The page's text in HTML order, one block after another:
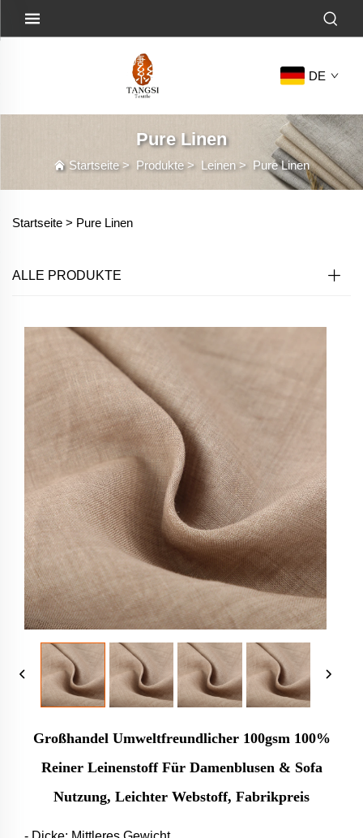
DE
Pure Linen
Startseite> Produkte> Leinen> Pure Linen
Startseite > Pure Linen
ALLE PRODUKTE
Großhandel Umweltfreundlicher 100gsm 100%
Reiner Leinenstoff Für Damenblusen & Sofa
Nutzung, Leichter Webstoff, Fabrikpreis